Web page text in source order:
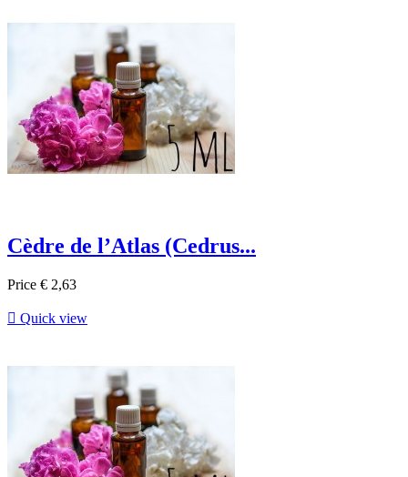
Cèdre de l’Atlas (Cedrus...
Price € 2,63
 Quick view